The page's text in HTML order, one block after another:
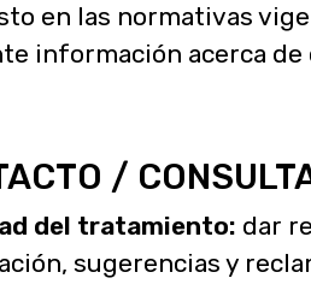
en las normativas
información acerca
/
del tratamiento: dar
sugerencias y